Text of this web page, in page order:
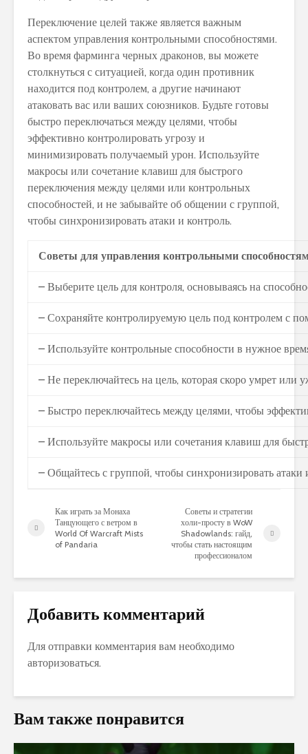
Переключение целей также является важным
аспектом управления контрольными способностями.
Во время фарминга черных драконов, вы можете
столкнуться с ситуацией, когда один противник
находится под контролем, а другие начинают
атаковать вас или ваших союзников. Будьте готовы
быстро переключаться между целями, чтобы
эффективно контролировать угрозу и
минимизировать получаемый урон. Используйте
макросы или сочетание клавиш для быстрого
переключения между целями или контрольных
способностей, и не забывайте об общении с группой,
чтобы синхронизировать атаки и контроль.
Советы для управления контрольными
– Выберите цель для контроля, основываясь на
– Сохраняйте контролируемую цель под контролем с
– Используйте контрольные способности в нужное
– Не переключайтесь на цель, которая скоро умрет или
– Быстро переключайтесь между целями, чтобы
– Используйте макросы или сочетания клавиш для
– Общайтесь с группой, чтобы синхронизировать
Как играть за Монаха
Танцующего с ветром в
World Of Warcraft Mists
of Pandaria
Советы и стратегии
холи-просту в WoW
Shadowlands: гайд,
чтобы стать настоящим
профессионалом
Добавить комментарий
Для отправки комментария вам необходимо
авторизоваться.
Вам также понравится